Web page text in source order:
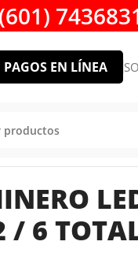
PAGOS EN LÍNEA
/ 6